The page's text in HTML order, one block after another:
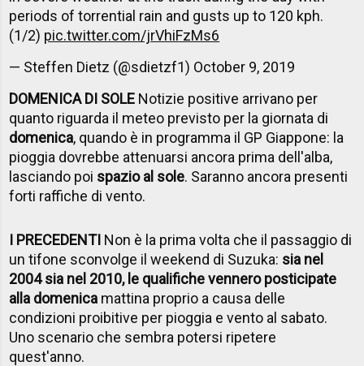
periods of torrential rain and gusts up to 120 kph.
(1/2) pic.twitter.com/jrVhiFzMs6
— Steffen Dietz (@sdietzf1) October 9, 2019
DOMENICA DI SOLE Notizie positive arrivano per
quanto riguarda il meteo previsto per la giornata di
domenica, quando è in programma il GP Giappone: la
pioggia dovrebbe attenuarsi ancora prima dell'alba,
lasciando poi spazio al sole. Saranno ancora presenti
forti raffiche di vento.
I PRECEDENTI Non è la prima volta che il passaggio di
un tifone sconvolge il weekend di Suzuka: sia nel
2004 sia nel 2010, le qualifiche vennero posticipate
alla domenica mattina proprio a causa delle
condizioni proibitive per pioggia e vento al sabato.
Uno scenario che sembra potersi ripetere
quest'anno.